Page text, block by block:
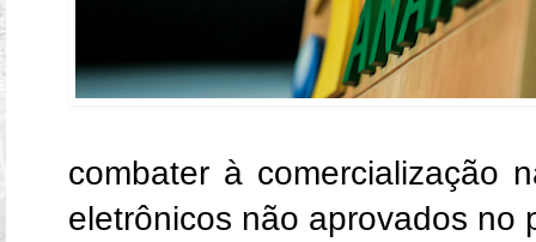
combater à comercialização
eletrônicos não aprovados no